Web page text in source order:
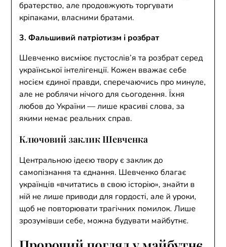
братерство, але продовжують торгувати
кріпаками, власними братами.
3. Фальшивий патріотизм і розбрат
Шевченко висміює пустослів’я та розбрат серед
української інтелігенції. Кожен вважає себе
носієм єдиної правди, сперечаючись про минуле,
але не роблячи нічого для сьогодення. Їхня
любов до України — лише красиві слова, за
якими немає реальних справ.
Ключовий заклик Шевченка
Центральною ідеєю твору є заклик до
самопізнання та єднання. Шевченко благає
українців «вчитатись в свою історію», знайти в
ній не лише приводи для гордості, але й уроки,
щоб не повторювати трагічних помилок. Лише
зрозумівши себе, можна будувати майбутнє.